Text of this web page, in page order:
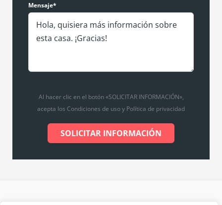
Mensaje*
Al hacer clic en el botón «SOLICITAR INFORMACIÓN»,
acepta los Condiciones de uso y Política de privacidad
SOLICITAR INFORMACIÓN